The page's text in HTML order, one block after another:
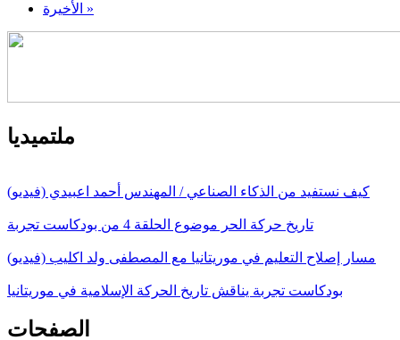
الأخيرة »
ملتميديا
كيف نستفيد من الذكاء الصناعي / المهندس أحمد اعبيدي (فيديو)
تاريخ حركة الحر موضوع الحلقة 4 من بودكاست تجربة
مسار إصلاح التعليم في موريتانيا مع المصطفى ولد اكليب (فيديو)
بودكاست تجربة يناقش تاريخ الحركة الإسلامية في موريتانيا
الصفحات